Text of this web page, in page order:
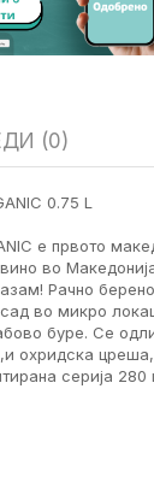
(0)
0.75 L
е првото
во
Рачно
во микро
буре. Се
охридска цреша,
серија